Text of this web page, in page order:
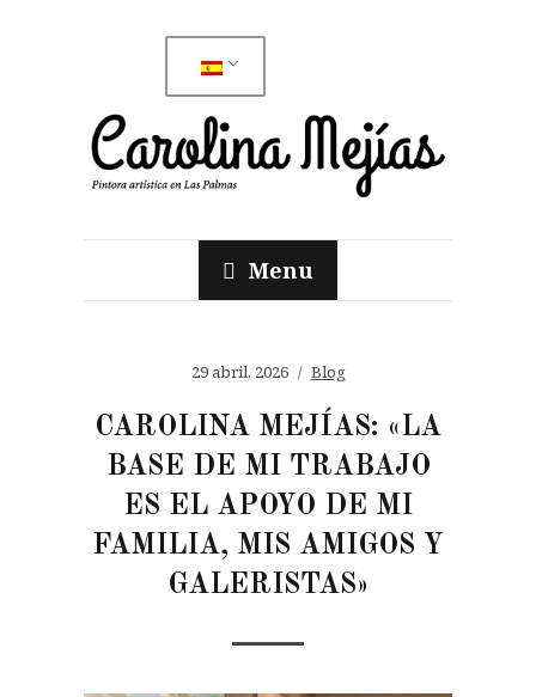
Menu
29 abril, 2026 Blog
CAROLINA MEJÍAS: «LA
BASE DE MI TRABAJO
ES EL APOYO DE MI
FAMILIA, MIS AMIGOS Y
GALERISTAS»